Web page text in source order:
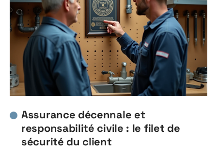
Assurance décennale et
responsabilité civile : le filet de
sécurité du client